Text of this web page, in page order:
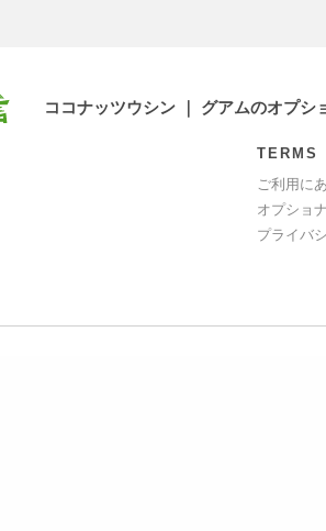
ココナッツウシン ｜ グアムのオプシ
TERMS
ご利用に
オプショ
プライバ